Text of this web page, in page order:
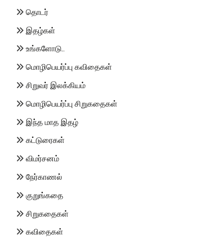
தொடர்
இதழ்கள்
உங்களோடு..
மொழிபெயர்ப்பு கவிதைகள்
சிறுவர் இலக்கியம்
மொழிபெயர்ப்பு சிறுகதைகள்
இந்த மாத இதழ்
கட்டுரைகள்
விமர்சனம்
நேர்காணல்
குறுங்கதை
சிறுகதைகள்
கவிதைகள்